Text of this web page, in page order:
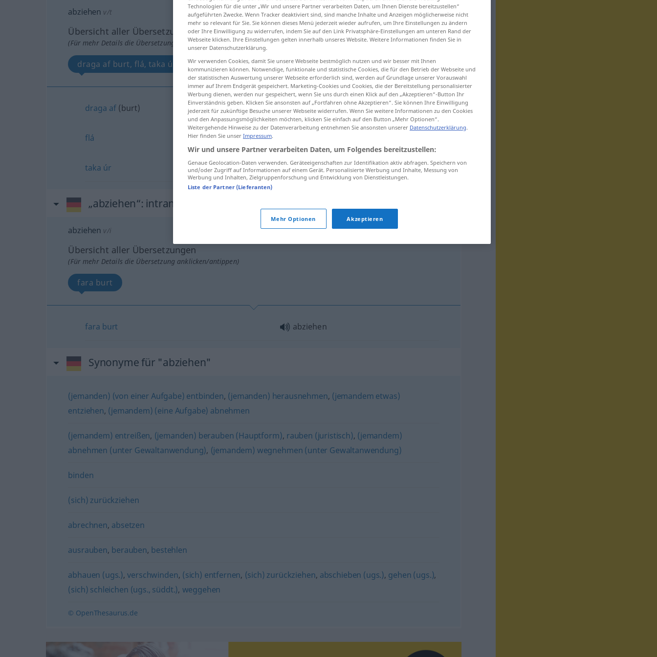
abziehen v/t
Übersicht aller Übersetzungen
(Für mehr Details die Übersetzung anklicken/antippen)
draga af burt, flá, taka úr
draga af(burt) abziehen
flá
taka úr abziehenSchlüssel
„abziehen“: intransitives Verb
abziehen v/i
Übersicht aller Übersetzungen
(Für mehr Details die Übersetzung anklicken/antippen)
fara burt
fara burt abziehen
Synonyme für "abziehen"
(jemanden) (von einer Aufgabe) entbinden, (jemanden) herausnehmen, (jemandem etwas)
entziehen, (jemandem) (eine Aufgabe) abnehmen
(jemandem) entreißen, (jemanden) berauben (Hauptform), rauben (juristisch), (jemandem)
abnehmen (unter Gewaltanwendung), (jemandem) wegnehmen (unter Gewaltanwendung)
binden
(sich) zurückziehen
abrechnen, absetzen
ausrauben, berauben, bestehlen
abhauen (ugs.),verschwinden, (sich) entfernen, (sich) zurückziehen, abschieben (ugs.), gehen (ugs.),
(sich) schleichen (ugs., süddt.), weggehen
© OpenThesaurus.de
Technologien für die unter „Wir und unsere Partner verarbeiten Daten, um Ihnen Dienste bereitzustellen“
aufgeführten Zwecke. Wenn Tracker deaktiviert sind, sind manche Inhalte und Anzeigen möglicherweise nicht
mehr so relevant für Sie. Sie können dieses Menü jederzeit wieder aufrufen, um Ihre Einstellungen zu ändern
oder Ihre Einwilligung zu widerrufen, indem Sie auf den Link Privatsphäre-Einstellungen am unteren Rand der
Webseite klicken. Ihre Einstellungen gelten innerhalb unseres Website. Weitere Informationen finden Sie in
unserer Datenschutzerklärung.
Wir verwenden Cookies, damit Sie unsere Webseite bestmöglich nutzen und wir besser mit Ihnen
kommunizieren können. Notwendige, funktionale und statistische Cookies, die für den Betrieb der Webseite und
der statistischen Auswertung unserer Webseite erforderlich sind, werden auf Grundlage unserer Vorauswahl
immer auf Ihrem Endgerät gespeichert. Marketing-Cookies und Cookies, die der Bereitstellung personalisierter
Werbung dienen, werden nur gespeichert, wenn Sie uns durch einen Klick auf den „Akzeptieren“-Button Ihr
Einverständnis geben. Klicken Sie ansonsten auf „Fortfahren ohne Akzeptieren“. Sie können Ihre Einwilligung
jederzeit für zukünftige Besuche unserer Webseite widerrufen. Wenn Sie weitere Informationen zu den Cookies
und den Anpassungsmöglichkeiten möchten, klicken Sie einfach auf den Button „Mehr Optionen“.
Weitergehende Hinweise zu der Datenverarbeitung entnehmen Sie ansonsten unserer Datenschutzerklärung.
Hier finden Sie unser Impressum.
Wir und unsere Partner verarbeiten Daten, um Folgendes bereitzustellen:
Genaue Geolocation-Daten verwenden. Geräteeigenschaften zur Identifikation aktiv abfragen. Speichern von
und/oder Zugriff auf Informationen auf einem Gerät. Personalisierte Werbung und Inhalte, Messung von
Werbung und Inhalten, Zielgruppenforschung und Entwicklung von Dienstleistungen.
Liste der Partner (Lieferanten)
Mehr Optionen Akzeptieren